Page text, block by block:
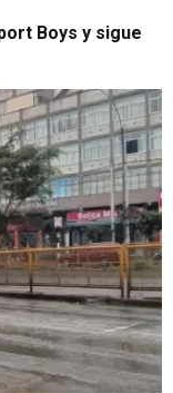
Boys y sigue